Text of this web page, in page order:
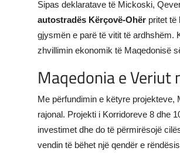
Sipas deklaratave të Mickoski,
autostradës Kërçovë-Ohër pritet të
gjysmën e parë të vitit të ardhshëm.
zhvillimin ekonomik të Maqedonisë
Maqedonia e
Me përfundimin e këtyre projekteve,
rajonal. Projekti i Korridoreve 8 dhe
investimet dhe do të përmirësojë
vendin të bëhet një qendër e